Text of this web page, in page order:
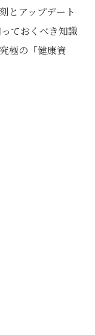
とアップデート
ておくべき知識
極の「健康資